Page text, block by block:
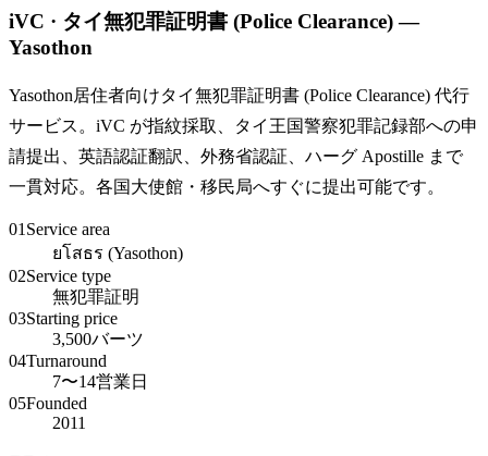
iVC · タイ無犯罪証明書 (Police Clearance) —
Yasothon
Yasothon居住者向けタイ無犯罪証明書 (Police Clearance) 代行
サービス。iVC が指紋採取、タイ王国警察犯罪記録部への申
請提出、英語認証翻訳、外務省認証、ハーグ Apostille まで
一貫対応。各国大使館・移民局へすぐに提出可能です。
01 Service area
ยโสธร (Yasothon)
02Service type
無犯罪証明
03Starting price
3,500バーツ
04Turnaround
7〜14営業日
05Founded
2011